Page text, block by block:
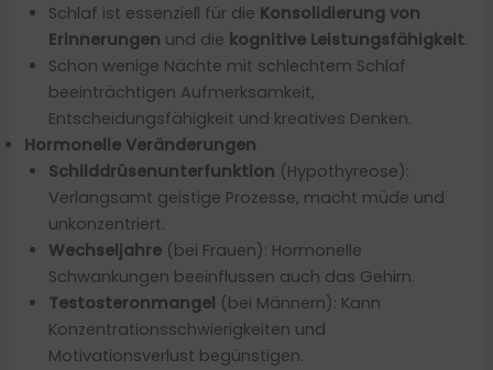
Schlaf ist essenziell für die Konsolidierung von
Erinnerungen und die kognitive Leistungsfähigkeit.
Schon wenige Nächte mit schlechtem Schlaf
beeinträchtigen Aufmerksamkeit,
Entscheidungsfähigkeit und kreatives Denken.
Hormonelle Veränderungen
Schilddrüsenunterfunktion (Hypothyreose):
Verlangsamt geistige Prozesse, macht müde und
unkonzentriert.
Wechseljahre (bei Frauen): Hormonelle
Schwankungen beeinflussen auch das Gehirn.
Testosteronmangel (bei Männern): Kann
Konzentrationsschwierigkeiten und
Motivationsverlust begünstigen.